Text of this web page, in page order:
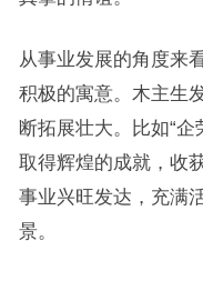
从事业发展的角度来
积极的寓意。木主生
断拓展壮大。比如“
取得辉煌的成就，收
事业兴旺发达，充满
景。